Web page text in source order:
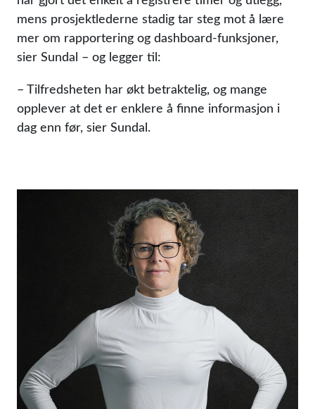
mens prosjektlederne stadig tar steg mot å lære
mer om rapportering og dashboard-funksjoner,
sier Sundal – og legger til:
– Tilfredsheten har økt betraktelig, og mange
opplever at det er enklere å finne informasjon i
dag enn før, sier Sundal.